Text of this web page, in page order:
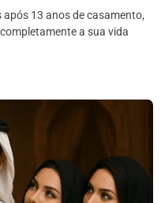
13 anos de casamento,
a sua vida